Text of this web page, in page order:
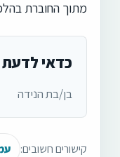
מתוך החוברת
כדאי לדעת
בן/בת הנידה
קישורים חשובים: